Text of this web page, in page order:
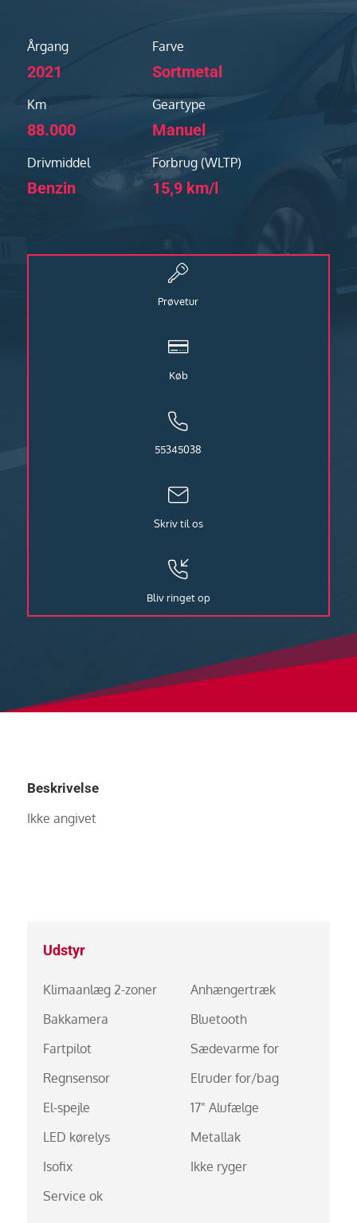
Årgang
2021
Farve
Sortmetal
Km
88.000
Geartype
Manuel
Drivmiddel
Benzin
Forbrug (WLTP)
15,9 km/l
Prøvetur
Køb
55345038
Skriv til os
Bliv ringet op
Beskrivelse
Ikke angivet
Udstyr
Klimaanlæg 2-zoner
Anhængertræk
Bakkamera
Bluetooth
Fartpilot
Sædevarme for
Regnsensor
Elruder for/bag
El-spejle
17" Alufælge
LED kørelys
Metallak
Isofix
Ikke ryger
Service ok